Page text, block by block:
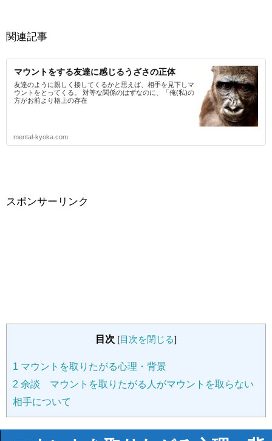
関連記事
マウントをする友達に感じるうざさの正体
友達のように親しく接してくるかと思えば、相手を見下しマ
ウントをとってくる。 対等な関係のはずなのに、「俺(私)の
方がお前より格上の存在
mental-kyoka.com
スポンサーリンク
目次 [目次を閉じる]
1 マウントを取りたがる心理・背景
2 余談 マウントを取りたがる人がマウントを取らない
相手について